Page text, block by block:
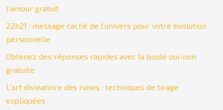
l’amour gratuit
22h21 : message caché de l’univers pour votre évolution
personnelle
Obtenez des réponses rapides avec la boule oui-non
gratuite
L’art divinatoire des runes : techniques de tirage
expliquées